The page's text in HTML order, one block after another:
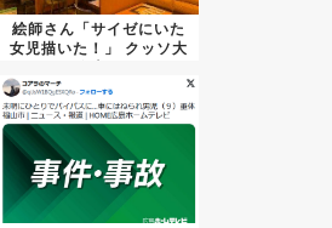
絵師さん「サイゼにいた
女児描いた！」 クッソ大